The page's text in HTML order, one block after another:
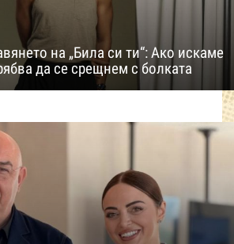
на „Била си ти“: Ако искаме
да се срещнем с болката